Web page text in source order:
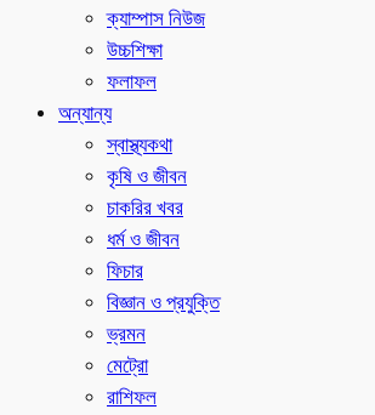
ক্যাম্পাস নিউজ
উচ্চশিক্ষা
ফলাফল
অন্যান্য
স্বাস্থ্যকথা
কৃষি ও জীবন
চাকরির খবর
ধর্ম ও জীবন
ফিচার
বিজ্ঞান ও প্রযুক্তি
ভ্রমন
মেট্রো
রাশিফল